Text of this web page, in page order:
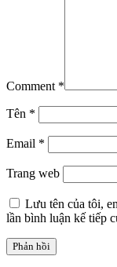
Comment *
Tên *
Email *
Trang web
Lưu tên của tôi,
lần bình luận kế tiếp